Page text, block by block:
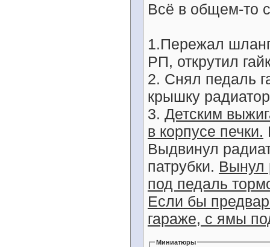
Всё в общем-то
1.Пережал
РП, открутил
2. Снял педаль
крышку
3. Детским
в корпусе печки.
Выдвинул
патрубки. Вынул
под педаль
Если бы
гараже, с ямы
Миниатюры